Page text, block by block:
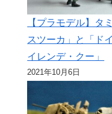
【プラモデル】タ
スツーカ」と「ド
イレンデ・クー」
2021年10月6日